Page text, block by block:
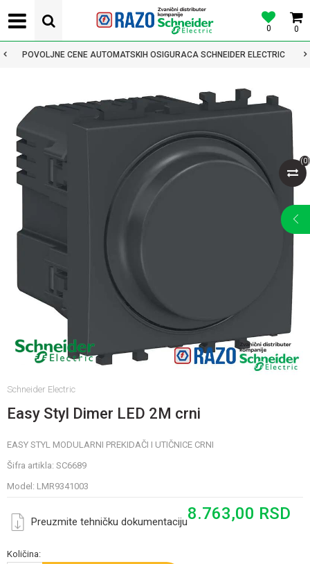
0
0
POVOLJNE CENE AUTOMATSKIH OSIGURACA SCHNEIDER ELECTRIC
(0)
Schneider Electric
Easy Styl Dimer LED 2M crni
EASY STYL MODULARNI PREKIDAČI I UTIČNICE CRNI
Šifra artikla: SC6689
Model: LMR9341003
Preuzmite tehničku dokumentaciju8.763,00 RSD
Količina: